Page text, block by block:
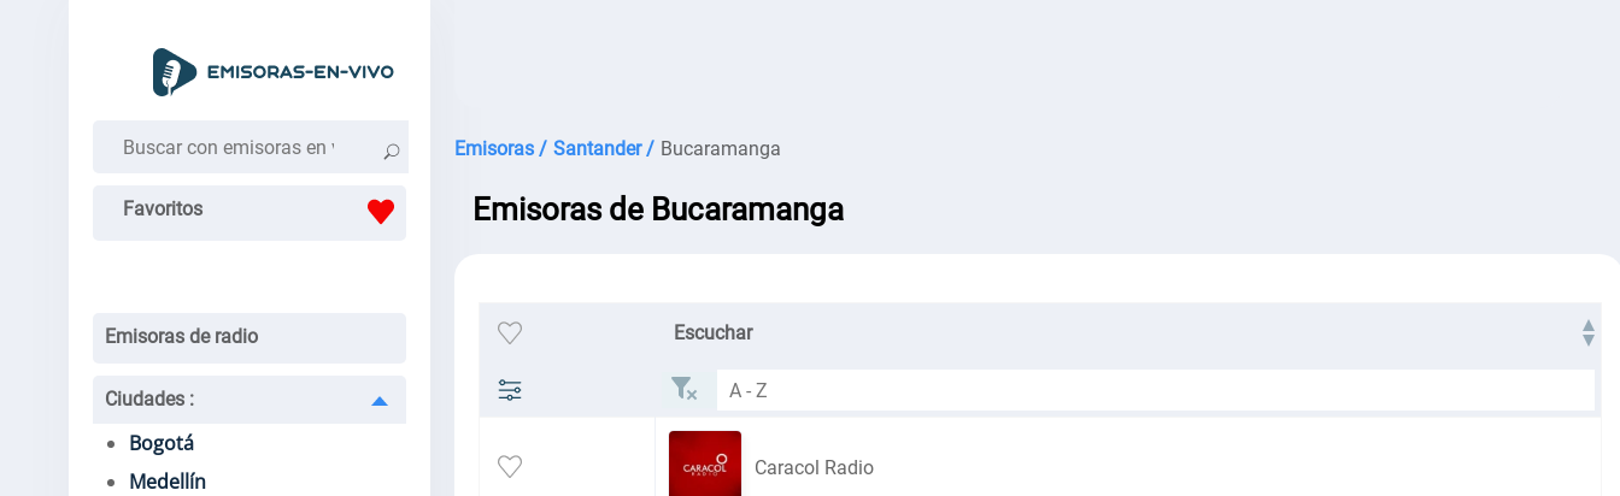
Favoritos
Emisoras de radio
Ciudades :
Bogotá
Medellín
Emisoras / Santander / Bucaramanga
Emisoras de Bucaramanga
Escuchar
Caracol Radio